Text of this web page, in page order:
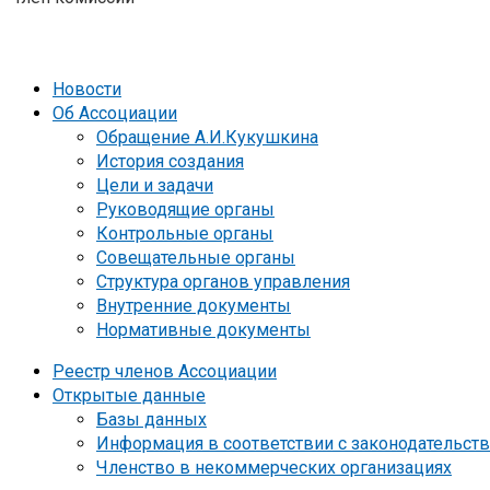
Новости
Об Ассоциации
Обращение А.И.Кукушкина
История создания
Цели и задачи
Руководящие органы
Контрольные органы
Совещательные органы
Структура органов управления
Внутренние документы
Нормативные документы
Реестр членов Ассоциации
Открытые данные
Базы данных
Информация в соответствии с
Членство в некоммерческих организациях